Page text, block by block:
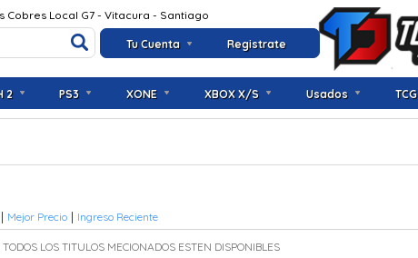
Tu Cuenta Registrate
Cobres Local G7 - Vitacura - Santiago
2 PS3 XONE XBOX X/S Usados TCG
| Mejor Precio | Ingreso Reciente
LOS TITULOS MECIONADOS ESTEN DISPONIBLES